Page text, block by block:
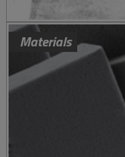
Materials